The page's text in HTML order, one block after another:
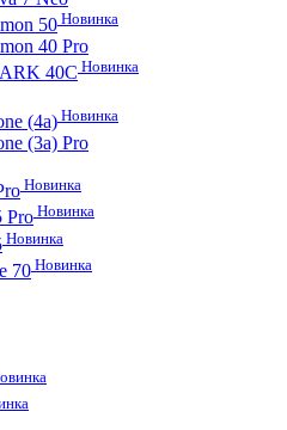
50 Новинка
40 Pro
40C Новинка
(4a)Новинка
(3a) Pro
Новинка
Pro Новинка
Новинка
70Новинка